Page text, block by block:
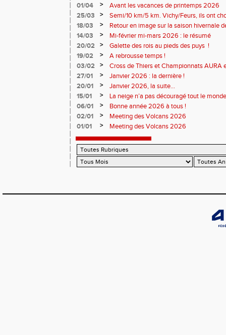
01/04
>
Avant les vacances de printemps 2026
25/03
>
Semi/10 km/5 km. Vichy/Feurs, ils ont
18/03
>
Retour en image sur la saison hivernale
14/03
>
Mi-février mi-mars 2026 : le résumé
20/02
>
Galette des rois au pieds des puys !
19/02
>
A rebrousse temps !
03/02
>
Cross de Thiers et Championnats AURA
27/01
>
Janvier 2026 : la dernière !
20/01
>
Janvier 2026, la suite...
15/01
>
La neige n’a pas découragé tout le
06/01
>
Bonne année 2026 à tous !
02/01
>
Meeting des Volcans 2026
01/01
> Meeting des Volcans 2026